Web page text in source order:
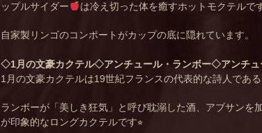
ップルサイダー
は冷え切った体を癒すホットモクテルです
自家製リンゴのコンポートがカップの底に隠れています。
◇1月の文豪カクテル◇アンチュール・ランボー◇アンチュ
1月の文豪カクテルは19世紀フランスの代表的な詩人である
ランボーが「美しき狂気」と呼び耽溺した酒、アブサンを
が印象的なロングカクテルです⭐︎